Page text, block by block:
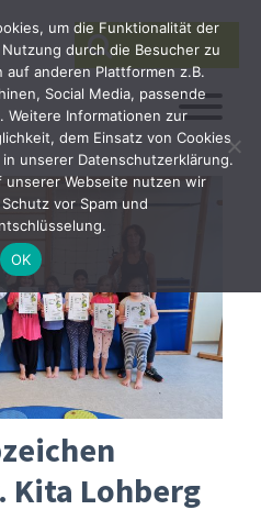
Search
for:
SEARCH
Kita Lohberg
um die Funktionalität der
durch die Besucher zu
auf anderen Plattformen z.B.
Social Media, passende
Weitere Informationen zur
dem Einsatz von Cookies
unserer Datenschutzerklärung.
unserer Webseite nutzen wir
vor Spam und
OK